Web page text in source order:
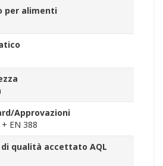
per alimenti
Approvazioni
EN 388
di qualità accettato AQL